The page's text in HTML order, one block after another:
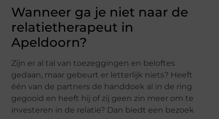
Wanneer ga je niet naar de
relatietherapeut in
Apeldoorn?
Zijn er al tal van toezeggingen en beloftes
gedaan, maar gebeurt er letterlijk niets? Heeft
één van de partners de handdoek al in de ring
gegooid en heeft hij of zij geen zin meer om te
investeren in de relatie? Dan biedt een bezoek